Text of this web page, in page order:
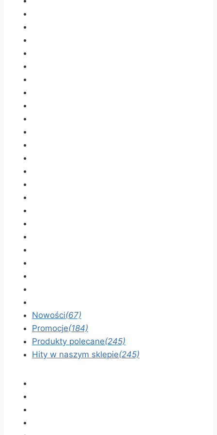
Nowości(67)
Promocje(184)
Produkty polecane(245)
Hity w naszym sklepie(245)